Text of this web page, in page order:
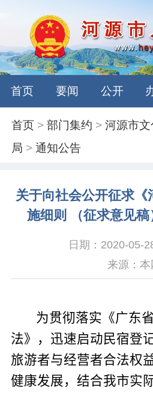
首页 要闻 公开
首页 >部门集约 >河源市
局 >通知公告
关于向社会公开征求《
施细则 （征求意见
日期：2020-05-
来源：本
为贯彻落实《广东
法》，迅速启动 民宿登
旅游者与经营者合法权
健康发展，结合我市实